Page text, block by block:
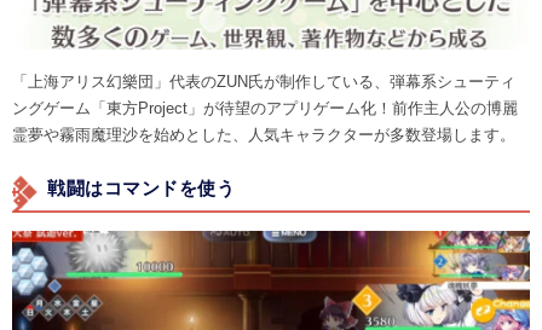
「上海アリス幻樂団」代表のZUN氏が制作している、弾幕系シューティ
ングゲーム「東方Project」が待望のアプリゲーム化！前作主人公の博麗
霊夢や霧雨魔理沙を始めとした、人気キャラクターが多数登場します。
戦闘はコマンドを使う